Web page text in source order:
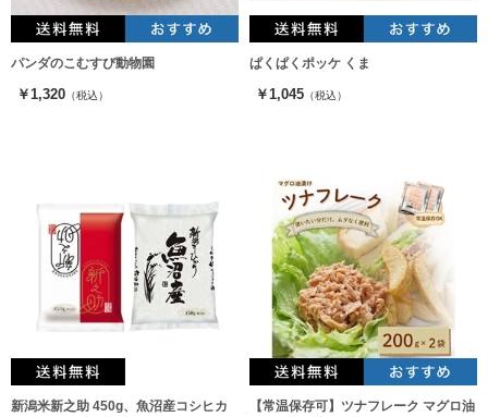
パンダのこむすび動物園
￥1,320 （税込）
ぱくぱくポッケ くま
￥1,045 （税込）
新潟米新之助 450g、魚沼産コシヒカ
【常温保存可】ツナフレーク マグロ油